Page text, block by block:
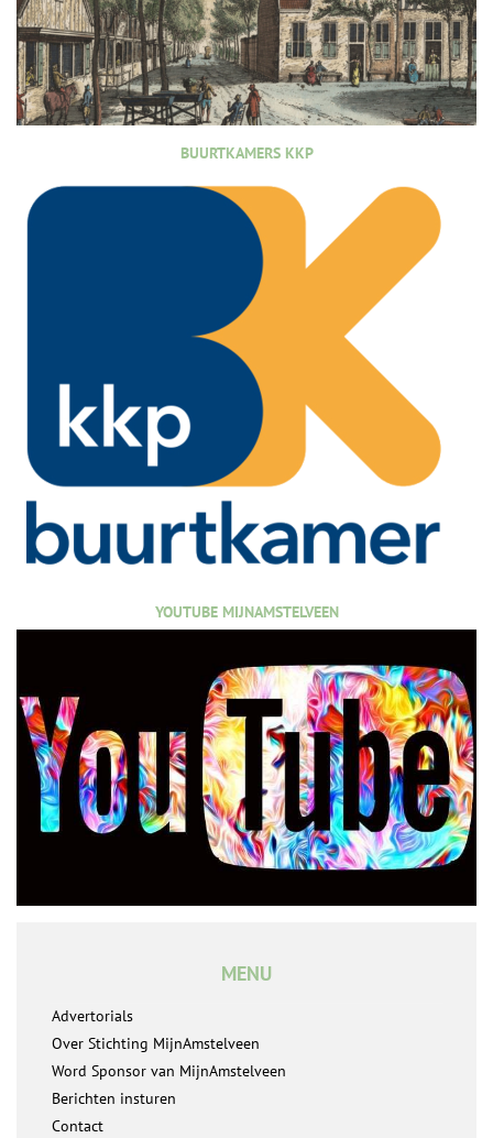
BUURTKAMERS KKP
YOUTUBE MIJNAMSTELVEEN
MENU
Advertorials
Over Stichting MijnAmstelveen
Word Sponsor van MijnAmstelveen
Berichten insturen
Contact